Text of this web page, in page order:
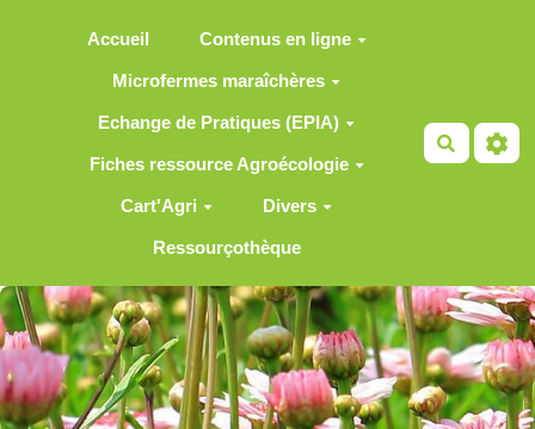
Accueil Contenus en ligne
Microfermes maraîchères
Echange de Pratiques (EPIA)
Fiches ressource Agroécologie
Cart'Agri Divers
Ressourçothèque